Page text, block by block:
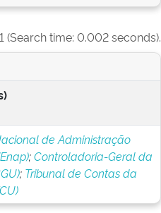
(Search time: 0.002 seconds).
de Administração
;Controladoria-Geral da
; Tribunal de Contas da